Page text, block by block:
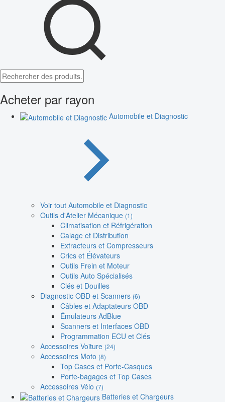
Acheter par rayon
Automobile et Diagnostic
Voir tout Automobile et Diagnostic
Outils d'Atelier Mécanique (1)
Climatisation et Réfrigération
Calage et Distribution
Extracteurs et Compresseurs
Crics et Élévateurs
Outils Frein et Moteur
Outils Auto Spécialisés
Clés et Douilles
Diagnostic OBD et Scanners (6)
Câbles et Adaptateurs OBD
Émulateurs AdBlue
Scanners et Interfaces OBD
Programmation ECU et Clés
Accessoires Voiture (24)
Accessoires Moto (8)
Top Cases et Porte-Casques
Porte-bagages et Top Cases
Accessoires Vélo (7)
Batteries et Chargeurs